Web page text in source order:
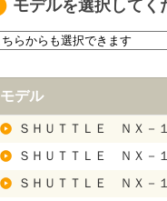
モデルを選択してく
モデル
ＳＨＵＴＴＬＥ ＮＸ－
ＳＨＵＴＴＬＥ ＮＸ
ＳＨＵＴＴＬＥ ＮＸ－